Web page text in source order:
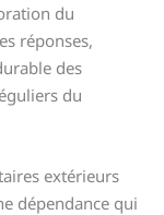
du
réponses,
des
du
extérieurs
dépendance qui